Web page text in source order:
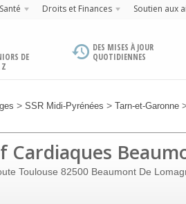
Santé Droits et Finances Soutien aux
DE
DES MISES À JOUR
QUOTIDIENNES
> SSR Midi-Pyrénées > Tarn-et-Garonne
Cardiaques
Toulouse 82500 Beaumont De